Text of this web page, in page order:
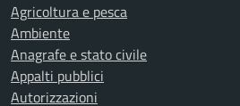
Agricoltura e pesca
Ambiente
Anagrafe e stato civile
Appalti pubblici
Autorizzazioni